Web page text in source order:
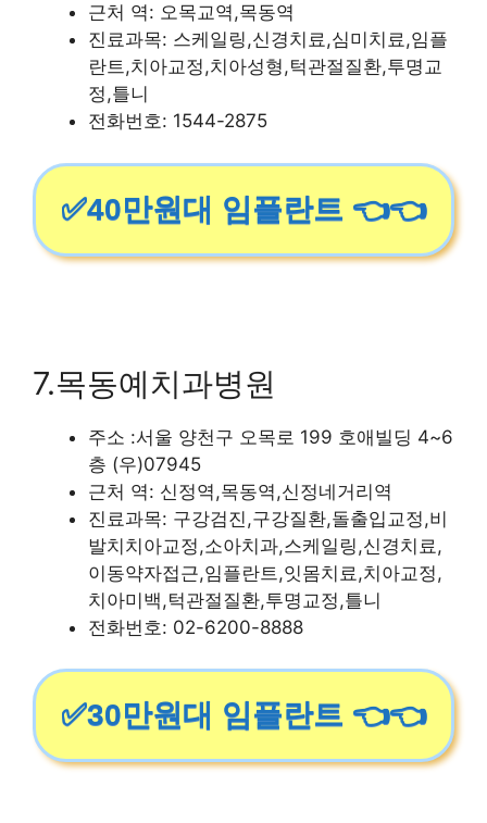
근처 역: 오목교역,목동역
진료과목: 스케일링,신경치료,심미치료,임플
란트,치아교정,치아성형,턱관절질환,투명교
정,틀니
전화번호: 1544-2875
✅40만원대 임플란트 👈👈
7.목동예치과병원
주소 :서울 양천구 오목로 199 호애빌딩 4~6
층 (우)07945
근처 역: 신정역,목동역,신정네거리역
진료과목: 구강검진,구강질환,돌출입교정,비
발치치아교정,소아치과,스케일링,신경치료,
이동약자접근,임플란트,잇몸치료,치아교정,
치아미백,턱관절질환,투명교정,틀니
전화번호: 02-6200-8888
✅30만원대 임플란트 👈👈